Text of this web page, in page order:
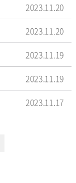
2023.11.20
2023.11.20
2023.11.19
2023.11.19
2023.11.17